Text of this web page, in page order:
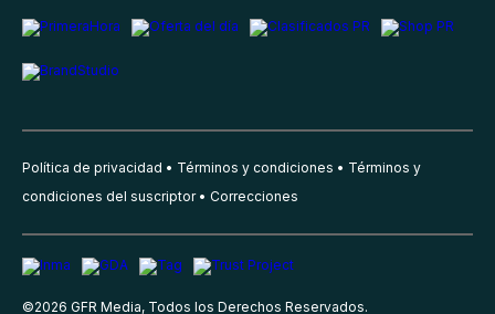
Política de privacidad Términos y condiciones
Términos y
condiciones del suscriptor
Correcciones
©2026 GFR Media, Todos los Derechos Reservados.